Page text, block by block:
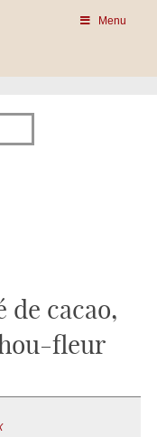
Menu
de cacao,
fleur